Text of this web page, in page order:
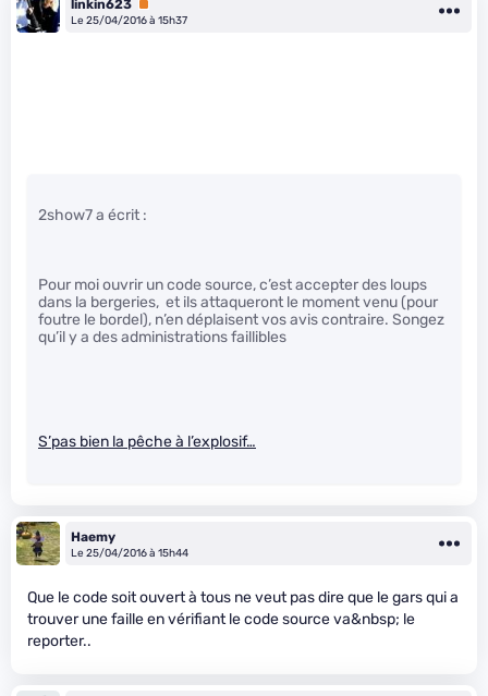
linkin623 Premium
Le 25/04/2016 à 15h37
2show7 a écrit :
Pour moi ouvrir un code source, c’est accepter des loups
dans la bergeries, et ils attaqueront le moment venu (pour
foutre le bordel), n’en déplaisent vos avis contraire. Songez
qu’il y a des administrations faillibles
S’pas bien la pêche à l’explosif…
Haemy
Le 25/04/2016 à 15h44
Que le code soit ouvert à tous ne veut pas dire que le gars qui a
trouver une faille en vérifiant le code source va&nbsp; le
reporter..